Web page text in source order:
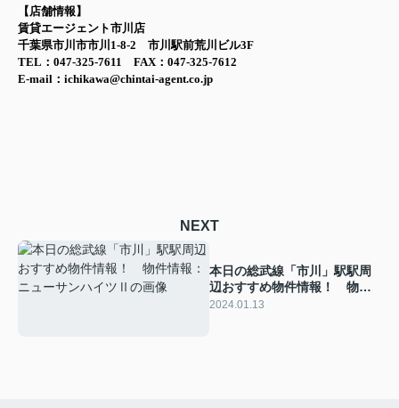
【店舗情報】
賃貸エージェント市川店
千葉県市川市市川1-8-2 市川駅前荒川ビル3F
TEL：047-325-7611 FAX：047-325-7612
E-mail：ichikawa@chintai-agent.co.jp
NEXT
本日の総武線「市川」駅駅周
辺おすすめ物件情報！ 物件
情報：ニューサンハイツⅡ
2024.01.13